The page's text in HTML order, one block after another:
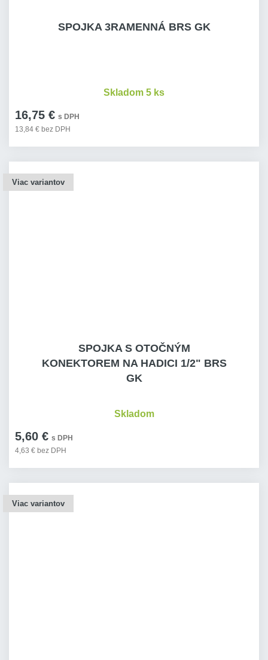
SPOJKA 3RAMENNÁ BRS GK
16,75 € s DPH
13,84 € bez DPH
Skladom 5 ks
Viac variantov
SPOJKA S OTOČNÝM
KONEKTOREM NA HADICI 1/2" BRS
GK
5,60 € s DPH
4,63 € bez DPH
Skladom
Viac variantov